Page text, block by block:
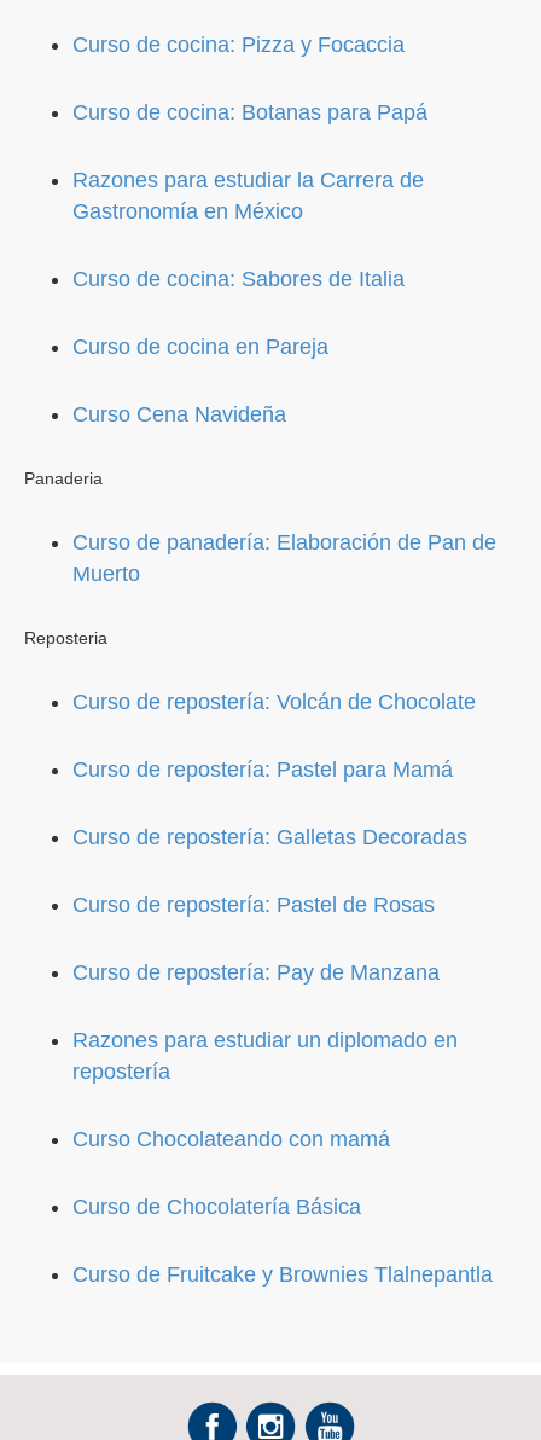
Curso de cocina: Pizza y Focaccia
Curso de cocina: Botanas para Papá
Razones para estudiar la Carrera de
Gastronomía en México
Curso de cocina: Sabores de Italia
Curso de cocina en Pareja
Curso Cena Navideña
Panaderia
Curso de panadería: Elaboración de Pan de
Muerto
Reposteria
Curso de repostería: Volcán de Chocolate
Curso de repostería: Pastel para Mamá
Curso de repostería: Galletas Decoradas
Curso de repostería: Pastel de Rosas
Curso de repostería: Pay de Manzana
Razones para estudiar un diplomado en
repostería
Curso Chocolateando con mamá
Curso de Chocolatería Básica
Curso de Fruitcake y Brownies Tlalnepantla